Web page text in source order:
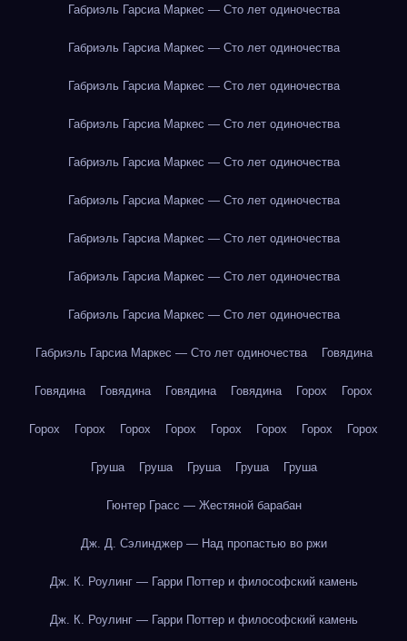
Габриэль Гарсиа Маркес — Сто лет одиночества
Габриэль Гарсиа Маркес — Сто лет одиночества
Габриэль Гарсиа Маркес — Сто лет одиночества
Габриэль Гарсиа Маркес — Сто лет одиночества
Габриэль Гарсиа Маркес — Сто лет одиночества
Габриэль Гарсиа Маркес — Сто лет одиночества
Габриэль Гарсиа Маркес — Сто лет одиночества
Габриэль Гарсиа Маркес — Сто лет одиночества
Габриэль Гарсиа Маркес — Сто лет одиночества
Габриэль Гарсиа Маркес — Сто лет одиночества Говядина
Говядина Говядина Говядина Говядина Горох Горох
Горох Горох Горох Горох Горох Горох Горох Горох
Груша Груша Груша Груша Груша
Гюнтер Грасс — Жестяной барабан
Дж. Д. Сэлинджер — Над пропастью во ржи
Дж. К. Роулинг — Гарри Поттер и философский камень
Дж. К. Роулинг — Гарри Поттер и философский камень